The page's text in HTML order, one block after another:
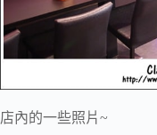
店內的一些照片~